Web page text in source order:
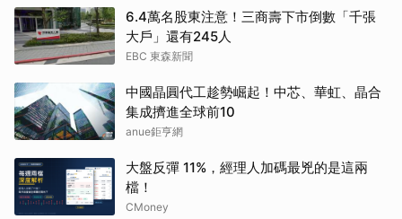
6.4萬名股東注意！三商壽下市倒數「千張
大戶」還有245人
EBC 東森新聞
中國晶圓代工趁勢崛起！中芯、華虹、晶合
集成擠進全球前10
anue鉅亨網
大盤反彈 11%，經理人加碼最兇的是這兩
檔！
CMoney